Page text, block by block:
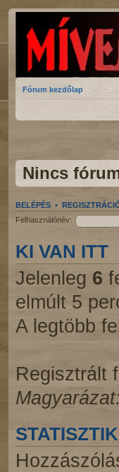
Fórum kezdőlap
Nincs
BELÉPÉS •
Felhasználónév:
KI VAN ITT
Jelenleg 6
elmúlt 5
A legtöbb
Regisztrált